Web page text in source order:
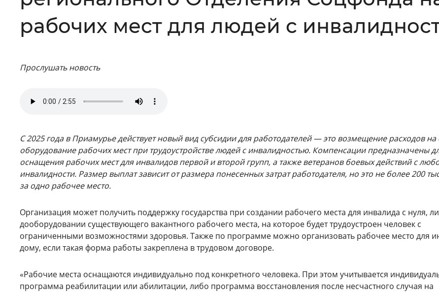
Цвет сайта
Звуковой ассистент
Вернуть стандартные настройки
рабочих мест для людей с
Прослушать новость
С 2025 года в Приамурье действует новый вид субсидии для работодателей — это возмещение расходов на
оборудование рабочих мест при трудоустройстве людей с инвалидностью. Компенсации предназначены
оснащения рабочих мест для инвалидов первой и второй групп, а также ветеранов боевых действий с
инвалидности. Размер выплат зависит от размера понесенных затрат работодателя, но это не более 200
за одно рабочее место.
Организация может получить поддержку государства при создании рабочего места для инвалида с нуля,
дооборудовании существующего вакантного рабочего места, на которое будет трудоустроен человек с
ограниченными возможностями здоровья. Также по программе можно организовать рабочее место для
дому, если такая форма работы закреплена в трудовом договоре.
«Рабочие места оснащаются индивидуально под конкретного человека. При этом учитывается
программа реабилитации или абилитации, либо программа восстановления после несчастного случая на